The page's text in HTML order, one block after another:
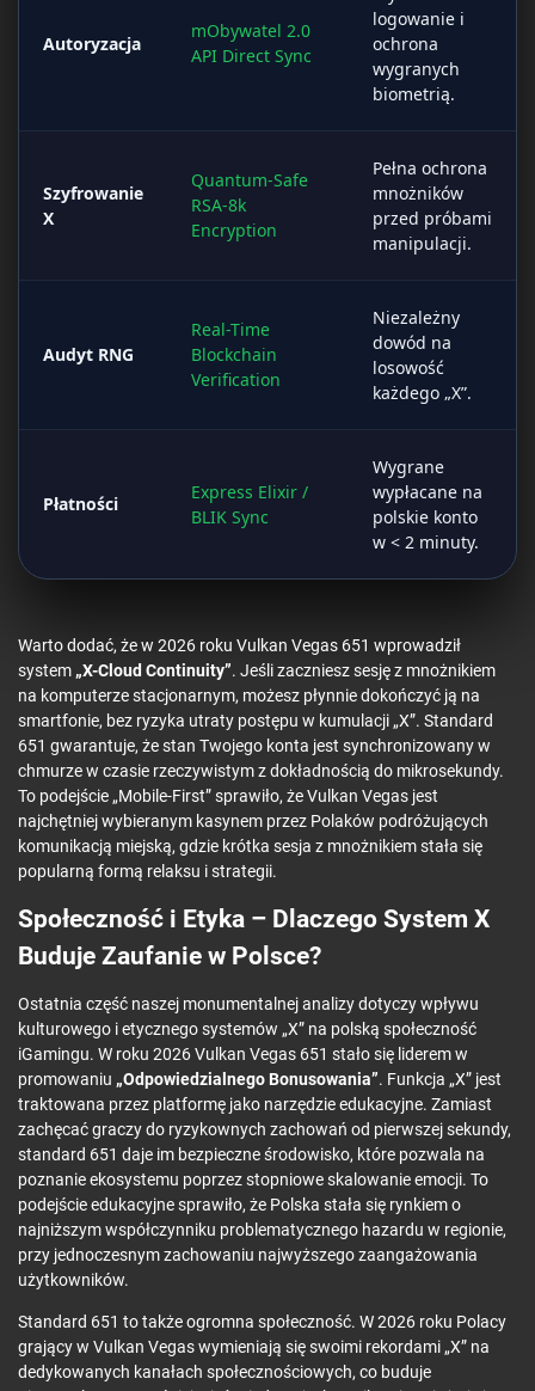
Autoryzacja
mObywatel 2.0
API Direct Sync
logowanie i
ochrona
wygranych
biometrią.
Szyfrowanie
X
Quantum-Safe
RSA-8k
Encryption
Pełna ochrona
mnożników
przed próbami
manipulacji.
Audyt RNG
Real-Time
Blockchain
Verification
Niezależny
dowód na
losowość
każdego „X”.
Płatności
Express Elixir /
BLIK Sync
Wygrane
wypłacane na
polskie konto
w < 2 minuty.
Warto dodać, że w 2026 roku Vulkan Vegas 651 wprowadził
system „X-Cloud Continuity”. Jeśli zaczniesz sesję z mnożnikiem
na komputerze stacjonarnym, możesz płynnie dokończyć ją na
smartfonie, bez ryzyka utraty postępu w kumulacji „X”. Standard
651 gwarantuje, że stan Twojego konta jest synchronizowany w
chmurze w czasie rzeczywistym z dokładnością do mikrosekundy.
To podejście „Mobile-First” sprawiło, że Vulkan Vegas jest
najchętniej wybieranym kasynem przez Polaków podróżujących
komunikacją miejską, gdzie krótka sesja z mnożnikiem stała się
popularną formą relaksu i strategii.
Społeczność i Etyka – Dlaczego System X
Buduje Zaufanie w Polsce?
Ostatnia część naszej monumentalnej analizy dotyczy wpływu
kulturowego i etycznego systemów „X” na polską społeczność
iGamingu. W roku 2026 Vulkan Vegas 651 stało się liderem w
promowaniu „Odpowiedzialnego Bonusowania”. Funkcja „X” jest
traktowana przez platformę jako narzędzie edukacyjne. Zamiast
zachęcać graczy do ryzykownych zachowań od pierwszej sekundy,
standard 651 daje im bezpieczne środowisko, które pozwala na
poznanie ekosystemu poprzez stopniowe skalowanie emocji. To
podejście edukacyjne sprawiło, że Polska stała się rynkiem o
najniższym współczynniku problematycznego hazardu w regionie,
przy jednoczesnym zachowaniu najwyższego zaangażowania
użytkowników.
Standard 651 to także ogromna społeczność. W 2026 roku Polacy
grający w Vulkan Vegas wymieniają się swoimi rekordami „X” na
dedykowanych kanałach społecznościowych, co buduje